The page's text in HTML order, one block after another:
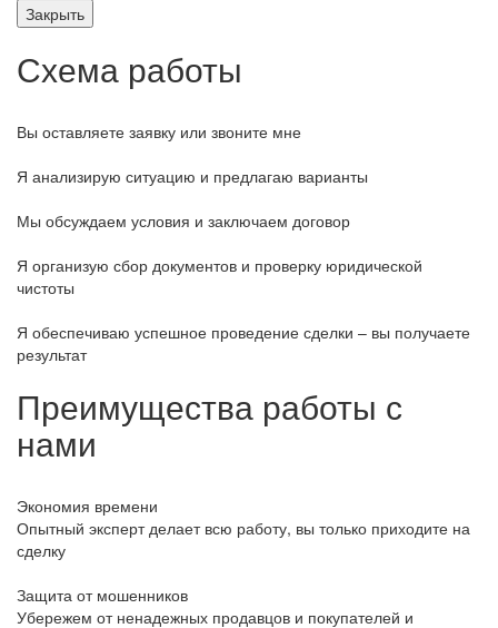
Закрыть
Схема работы
Вы оставляете заявку или звоните мне
Я анализирую ситуацию и предлагаю варианты
Мы обсуждаем условия и заключаем договор
Я организую сбор документов и проверку юридической
чистоты
Я обеспечиваю успешное проведение сделки – вы получаете
результат
Преимущества работы с
нами
Экономия времени
Опытный эксперт делает всю работу, вы только приходите на
сделку
Защита от мошенников
Убережем от ненадежных продавцов и покупателей и